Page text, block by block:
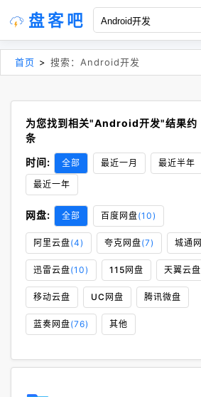
盘客吧
首页 > 搜索：Android开发
为您找到相关"Android开发"结果约
条
时间:
全部 最近一月
最近半年
最近一年
网盘: 全部 百度网盘(10)
阿里云盘(4) 夸克网盘(7) 城通
迅雷云盘(10) 115网盘 天翼云盘
移动云盘 UC网盘 腾讯微盘
蓝奏网盘(76) 其他